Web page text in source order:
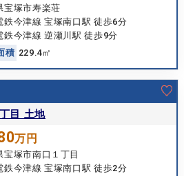
宝塚市寿楽荘
鉄今津線 宝塚南口駅 徒歩6分
鉄今津線 逆瀬川駅 徒歩9分
積 229.4㎡
目 土地
万円
宝塚市南口１丁目
鉄今津線 宝塚南口駅 徒歩2分